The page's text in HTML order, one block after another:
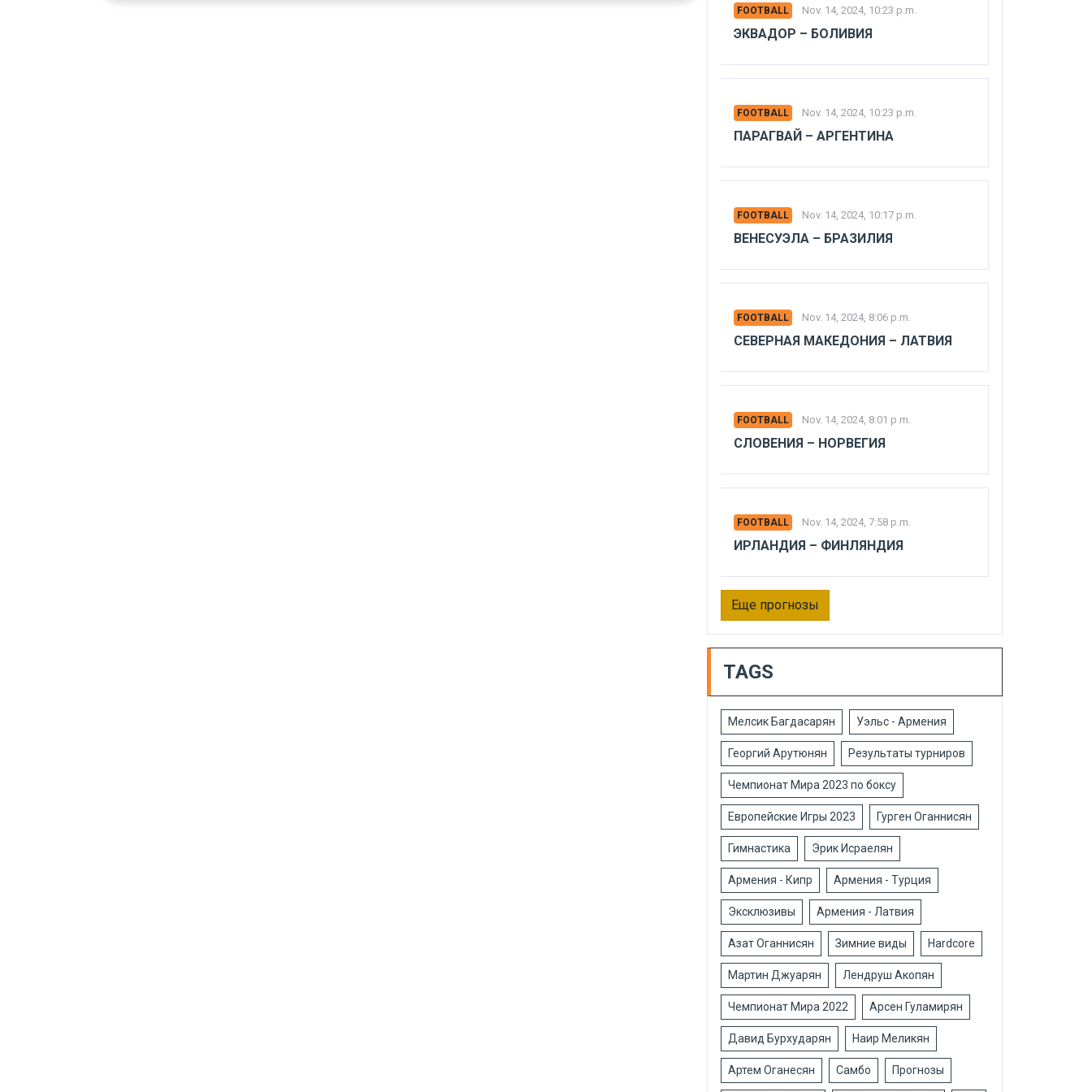
FOOTBALL Nov. 14, 2024, 10:23 p.m.
ЭКВАДОР – БОЛИВИЯ
FOOTBALL Nov. 14, 2024, 10:23 p.m.
ПАРАГВАЙ – АРГЕНТИНА
FOOTBALL Nov. 14, 2024, 10:17 p.m.
ВЕНЕСУЭЛА – БРАЗИЛИЯ
FOOTBALL Nov. 14, 2024, 8:06 p.m.
СЕВЕРНАЯ МАКЕДОНИЯ – ЛАТВИЯ
FOOTBALL Nov. 14, 2024, 8:01 p.m.
СЛОВЕНИЯ – НОРВЕГИЯ
FOOTBALL Nov. 14, 2024, 7:58 p.m.
ИРЛАНДИЯ – ФИНЛЯНДИЯ
Еще прогнозы
TAGS
Мелсик Багдасарян Уэльс - Армения
Георгий Арутюнян Результаты турниров
Чемпионат Мира 2023 по боксу
Европейские Игры 2023 Гурген Оганнисян
Гимнастика Эрик Исраелян
Армения - Кипр Армения - Турция
Эксклюзивы Армения - Латвия
Азат Оганнисян Зимние виды Hardcore
Мартин Джуарян Лендруш Акопян
Чемпионат Мира 2022 Арсен Гуламирян
Давид Бурхударян Наир Меликян
Артем Оганесян Самбо Прогнозы